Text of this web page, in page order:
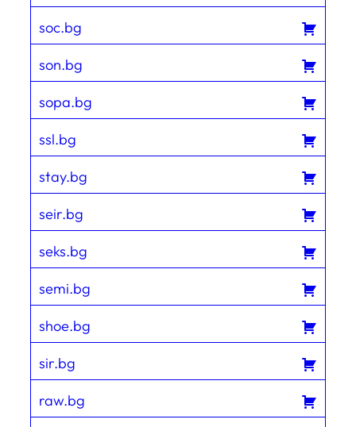
soc.bg
son.bg
sopa.bg
ssl.bg
stay.bg
seir.bg
seks.bg
semi.bg
shoe.bg
sir.bg
raw.bg